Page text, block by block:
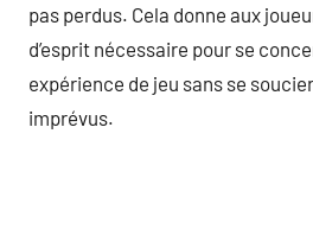
pas perdus. Cela donne aux
d’esprit nécessaire pour se
expérience de jeu sans se
imprévus.